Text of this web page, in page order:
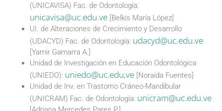
(UNICAVISA) Fac. de Odontología:
unicavisa@uc.edu.ve [Belkis María López]
UI. de Alteraciones de Crecimiento y Desarrollo
(UDACYD) Fac. de Odontología: udacyd@uc.edu.ve
[Yamir Gamarra A.]
Unidad de Investigación en Educación Odontológica
(UNIEDO): uniedo@uc.edu,ve [Noraida Fuentes]
Unidad de Inv. en Trastorno Cráneo-Mandibular
(UNICRAM) Fac. de Odontología: unicram@uc.edu.ve